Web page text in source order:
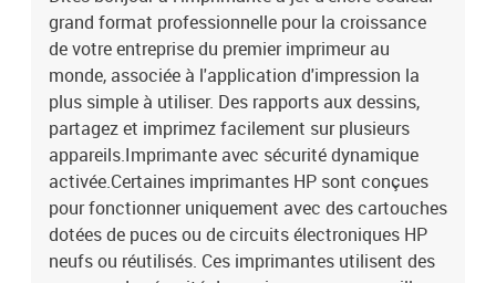
entreprise, et qui évoluent à votre rythme, basées sur des
décennies d'expérience.Toujours prêt à imprimer. Ne soyez plus
jamais à court d'encre :-Si vous vous inscrivez au service HP
Instant Ink, vous pouvez recevoir de l'encre directement à votre
porte avant d'en manquer.-Économisez jusqu'à 70 % avec le service
HP Instant Ink. Inscrivez-vous pour recevoir l'encre directement à
votre porte à partir de 0,99 ? au mois.-Tranquillité d'esprit
maximale grâce à la flexibilité qui vous permet de changer de
forfait ou d'annuler le service à tout moment sans aucun coût
supplémentaire.-Promouvoir l'innovation avec 30% de plastique
recyclé.Choisissez des imprimantes fabriquées avec au moins 30
% de plastique recyclé :-Pour chaque page que vous imprimez, HP
grand format professionnelle pour la croissance
de votre entreprise du premier imprimeur au
monde, associée à l'application d'impression la
plus simple à utiliser. Des rapports aux dessins,
partagez et imprimez facilement sur plusieurs
appareils.Imprimante avec sécurité dynamique
activée.Certaines imprimantes HP sont conçues
pour fonctionner uniquement avec des cartouches
dotées de puces ou de circuits électroniques HP
neufs ou réutilisés. Ces imprimantes utilisent des